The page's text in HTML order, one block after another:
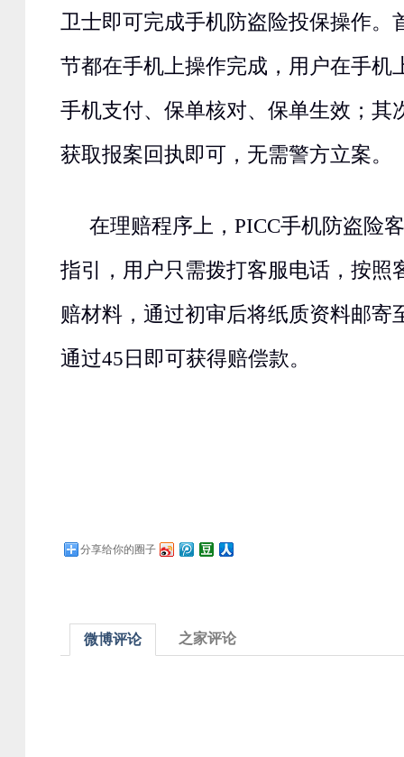
卫士即可完成手机防盗险投保操作。
节都在手机上操作完成，用户在手机
手机支付、保单核对、保单生效；其
获取报案回执即可，无需警方立案。
在理赔程序上，PICC手机防盗险
指引，用户只需拨打客服电话，按照
赔材料，通过初审后将纸质资料邮寄
通过45日即可获得赔偿款。
分享给你的圈子
微博评论 之家评论